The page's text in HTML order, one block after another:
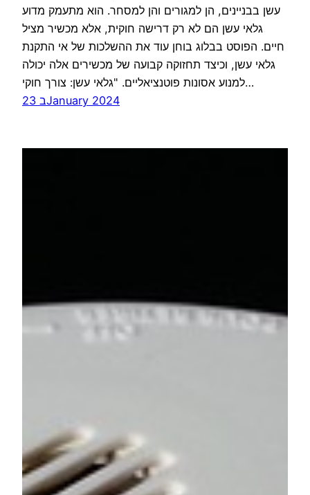
עשן בבניינים, הן למגורים והן למסחר. הוא מתעמק מדוע
גלאי עשן הם לא רק דרישה חוקית, אלא מכשיר מציל
חיים. הפוסט בבלוג בוחן עוד את ההשלכות של אי התקנת
גלאי עשן, וכיצד תחזוקה קבועה של מכשירים אלה יכולה
למנוע אסונות פוטנציאליים. "גלאי עשן: צורך חוקי…
23 בJanuary 2024